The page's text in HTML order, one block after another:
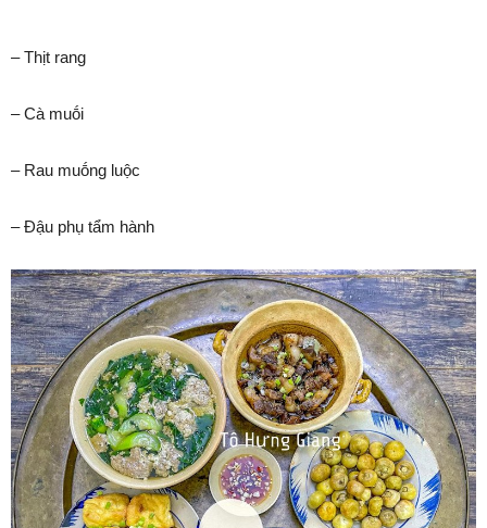
– Thịt rang
– Cà muṓi
– Rau muṓng luộc
– Đậu phụ tẩm hành